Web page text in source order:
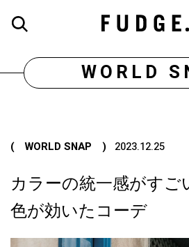
WORLD
( WORLD SNAP ) 2023.12.25
カラーの統一感がすご
色が効いたコーデ